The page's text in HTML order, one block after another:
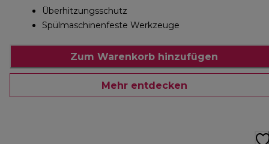
Überhitzungsschutz
Spülmaschinenfeste Werkzeuge
Zum Warenkorb hinzufügen
Mehr entdecken